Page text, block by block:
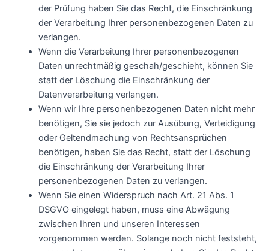
der Prüfung haben Sie das Recht, die Einschränkung
der Verarbeitung Ihrer personenbezogenen Daten zu
verlangen.
Wenn die Verarbeitung Ihrer personenbezogenen
Daten unrechtmäßig geschah/geschieht, können Sie
statt der Löschung die Einschränkung der
Datenverarbeitung verlangen.
Wenn wir Ihre personenbezogenen Daten nicht mehr
benötigen, Sie sie jedoch zur Ausübung, Verteidigung
oder Geltendmachung von Rechtsansprüchen
benötigen, haben Sie das Recht, statt der Löschung
die Einschränkung der Verarbeitung Ihrer
personenbezogenen Daten zu verlangen.
Wenn Sie einen Widerspruch nach Art. 21 Abs. 1
DSGVO eingelegt haben, muss eine Abwägung
zwischen Ihren und unseren Interessen
vorgenommen werden. Solange noch nicht feststeht,